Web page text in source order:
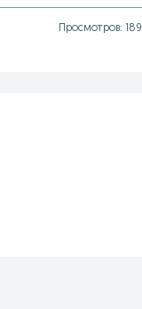
Просмотров: 189